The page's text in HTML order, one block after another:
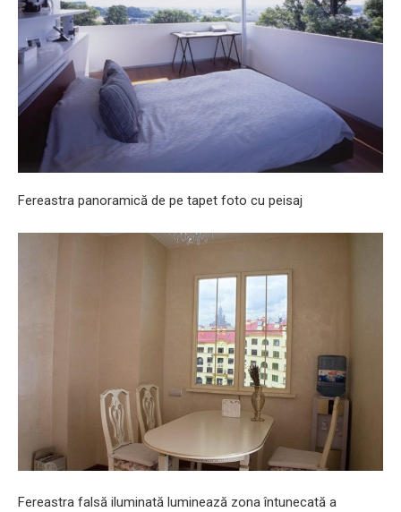
Fereastra panoramică de pe tapet foto cu peisaj
Fereastra falsă iluminată luminează zona întunecată a